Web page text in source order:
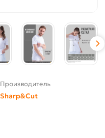
Производитель
Sharp&Cut